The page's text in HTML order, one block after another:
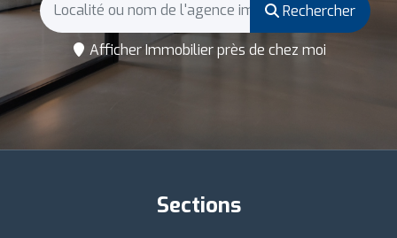
Rechercher
Afficher Immobilier près de chez moi
Sections